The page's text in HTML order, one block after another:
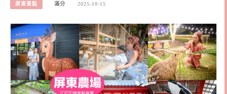
屏東景點 滿分 2025-10-15